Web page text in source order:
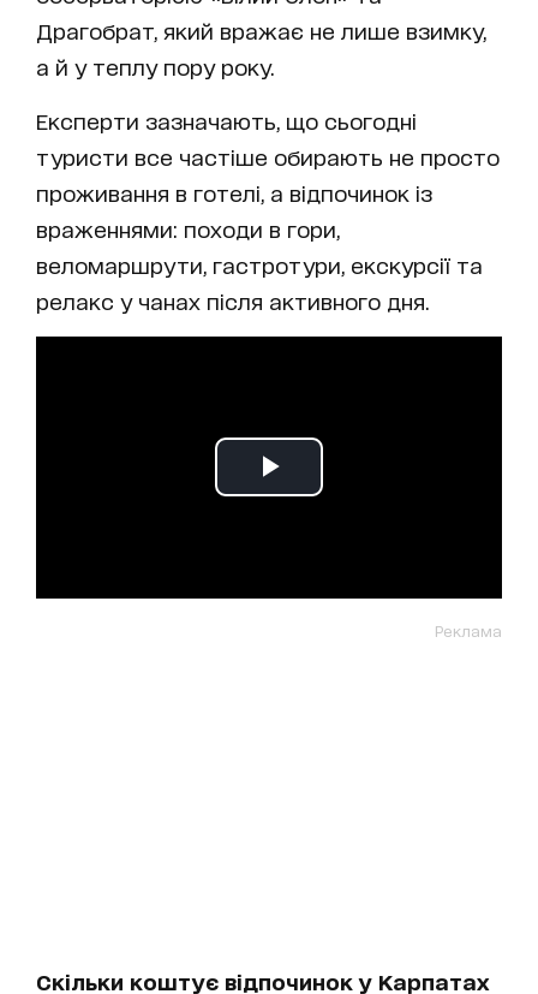
Драгобрат, який вражає не лише взимку,
а й у теплу пору року.
Експерти зазначають, що сьогодні
туристи все частіше обирають не просто
проживання в готелі, а відпочинок із
враженнями: походи в гори,
веломаршрути, гастротури, екскурсії та
релакс у чанах після активного дня.
Реклама
Скільки коштує відпочинок у Карпатах